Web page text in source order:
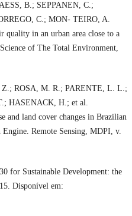
B.; SEPPANEN, C.;
C.; MON- TEIRO, A.
quality in an urban area close to a
of The Total Environment,
ROSA, M. R.; PARENTE, L. L.;
HASENACK, H.; et al.
and land cover changes in Brazilian
Remote Sensing, MDPI, v.
for Sustainable Development: the
Disponível em: